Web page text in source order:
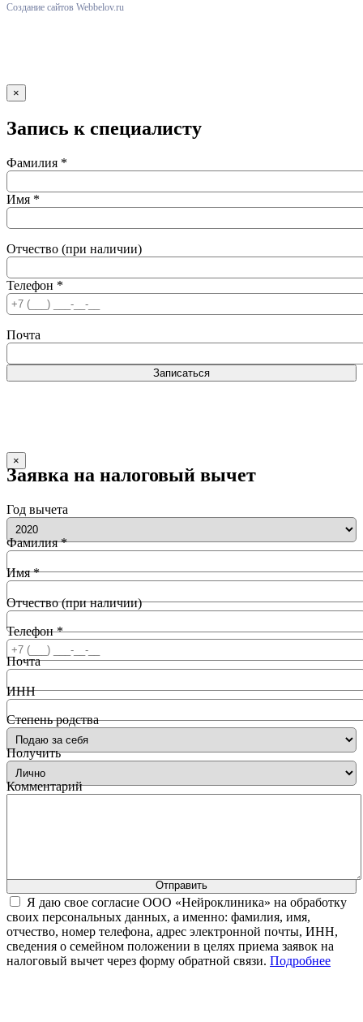
Создание сайтов Webbelov.ru
×
Запись к специалисту
Фамилия *
Имя *
Отчество (при наличии)
Телефон *
Почта
Записаться
×
Заявка на налоговый вычет
Год вычета
Фамилия *
Имя *
Отчество (при наличии)
Телефон *
Почта
ИНН
Степень родства
Получить
Комментарий
Отправить
Я даю свое согласие ООО «Нейроклиника» на обработку
своих персональных данных, а именно: фамилия, имя,
отчество, номер телефона, адрес электронной почты, ИНН,
сведения о семейном положении в целях приема заявок на
налоговый вычет через форму обратной связи. Подробнее